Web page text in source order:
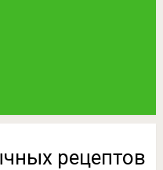
рецептов